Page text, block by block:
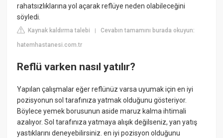
rahatsızlıklarına yol açarak reflüye neden olabileceğini
söyledi.
Kaynak kaldırma talebi |Cevabın tamamını burada okuyun:
hatemhastanesi.com.tr
Reflü varken nasıl yatılır?
Yapılan çalışmalar eğer reflünüz varsa uyumak için en iyi
pozisyonun sol tarafınıza yatmak olduğunu gösteriyor.
Böylece yemek borusunun aside maruz kalma ihtimali
azalıyor. Sol tarafınıza yatmaya alışık değilseniz, yan yatış
yastıklarını deneyebilirsiniz. en iyi pozisyon olduğunu